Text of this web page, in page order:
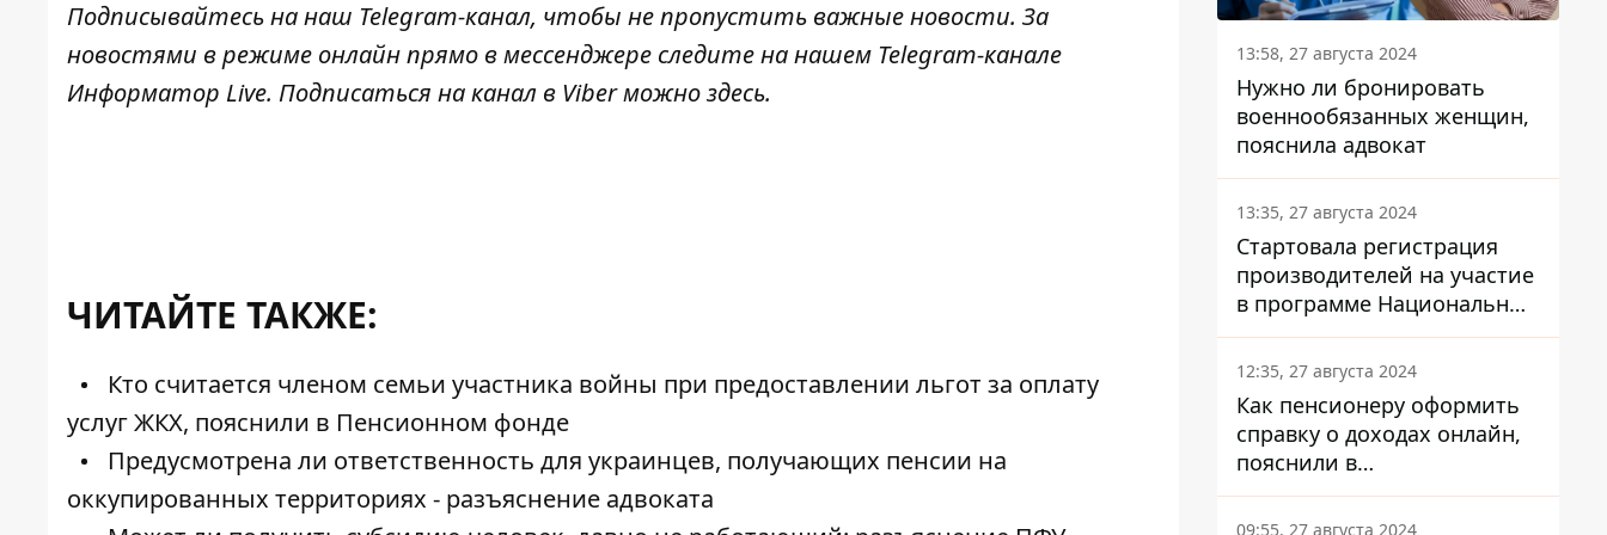
Подписывайтесь на наш Telegram-канал, чтобы не пропустить важные новости. За
новостями в режиме онлайн прямо в мессенджере следите на нашем Telegram-канале
Информатор Live. Подписаться на канал в Viber можноздесь.
ЧИТАЙТЕ ТАКЖЕ:
Кто считается членом семьи участника войны при предоставлении льгот за оплату
услуг ЖКХ, пояснили в Пенсионном фонде
Предусмотрена ли ответственность для украинцев, получающих пенсии на
оккупированных территориях - разъяснение адвоката
13:58, 27 августа 2024
Нужно ли бронировать
военнообязанных женщин,
пояснила адвокат
13:35, 27 августа 2024
Стартовала регистрация
производителей на участие
в программе Национальный
кэшбек: как это сделать
через портал Дія
12:35, 27 августа 2024
Как пенсионеру оформить
справку о доходах онлайн,
пояснили в
Минсоцполитики
09:55, 27 августа 2024